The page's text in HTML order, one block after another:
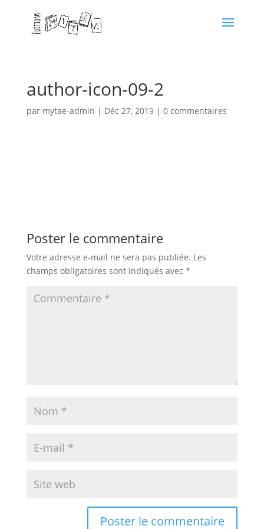
author-icon-09-2
par mytae-admin | Déc 27, 2019| 0 commentaires
Poster le commentaire
Votre adresse e-mail ne sera pas publiée. Les
champs obligatoires sont indiqués avec *